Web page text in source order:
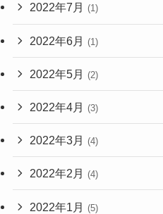
2022年7月 (1)
2022年6月 (1)
2022年5月 (2)
2022年4月 (3)
2022年3月 (4)
2022年2月 (4)
2022年1月 (5)